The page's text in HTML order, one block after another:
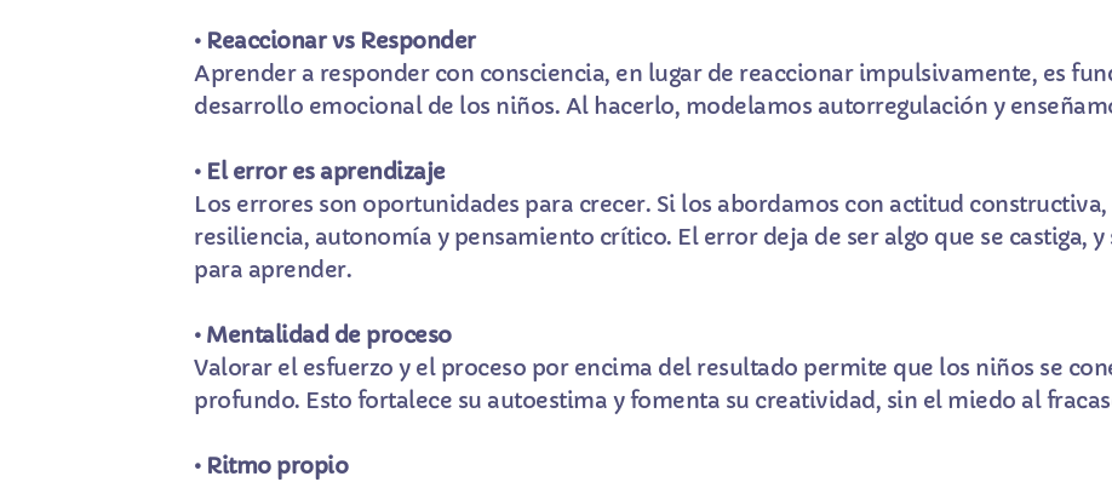
• Reaccionar vs Responder
Aprender a responder con consciencia, en lugar de reaccionar impulsivamente, es
desarrollo emocional de los niños. Al hacerlo, modelamos autorregulación y
• El error es aprendizaje
Los errores son oportunidades para crecer. Si los abordamos con actitud
resiliencia, autonomía y pensamiento crítico. El error deja de ser algo que se castiga,
para aprender.
• Mentalidad de proceso
Valorar el esfuerzo y el proceso por encima del resultado permite que los niños se
profundo. Esto fortalece su autoestima y fomenta su creatividad, sin el miedo al
• Ritmo propio